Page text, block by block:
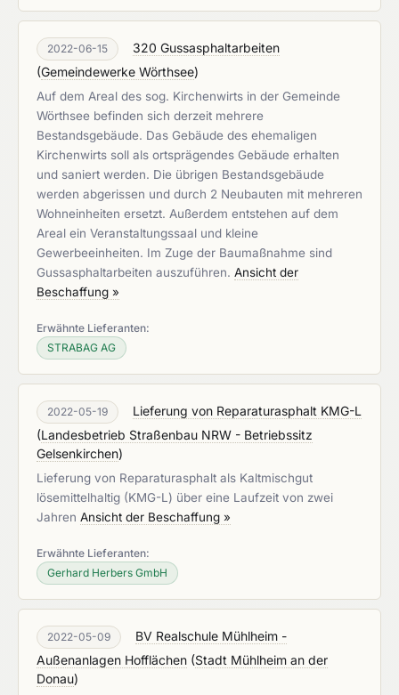
2022-06-15
320 Gussasphaltarbeiten
(Gemeindewerke Wörthsee)
Auf dem Areal des sog. Kirchenwirts in der Gemeinde
Wörthsee befinden sich derzeit mehrere
Bestandsgebäude. Das Gebäude des ehemaligen
Kirchenwirts soll als ortsprägendes Gebäude erhalten
und saniert werden. Die übrigen Bestandsgebäude
werden abgerissen und durch 2 Neubauten mit mehreren
Wohneinheiten ersetzt. Außerdem entstehen auf dem
Areal ein Veranstaltungssaal und kleine
Gewerbeeinheiten. Im Zuge der Baumaßnahme sind
Gussasphaltarbeiten auszuführen. Ansicht der
Beschaffung »
Erwähnte Lieferanten:
STRABAG AG
2022-05-19
Lieferung von Reparaturasphalt KMG-L
(Landesbetrieb Straßenbau NRW - Betriebssitz
Gelsenkirchen)
Lieferung von Reparaturasphalt als Kaltmischgut
lösemittelhaltig (KMG-L) über eine Laufzeit von zwei
Jahren Ansicht der Beschaffung »
Erwähnte Lieferanten:
Gerhard Herbers GmbH
2022-05-09
BV Realschule Mühlheim -
Außenanlagen Hofflächen (Stadt Mühlheim an der
Donau)